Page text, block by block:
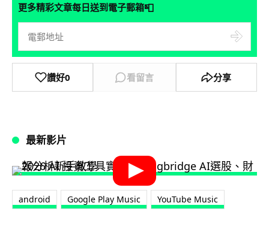
更多精彩文章每日送到電子郵箱📮
讚好0 看留言 分享
最新影片
android Google Play Music YouTube Music